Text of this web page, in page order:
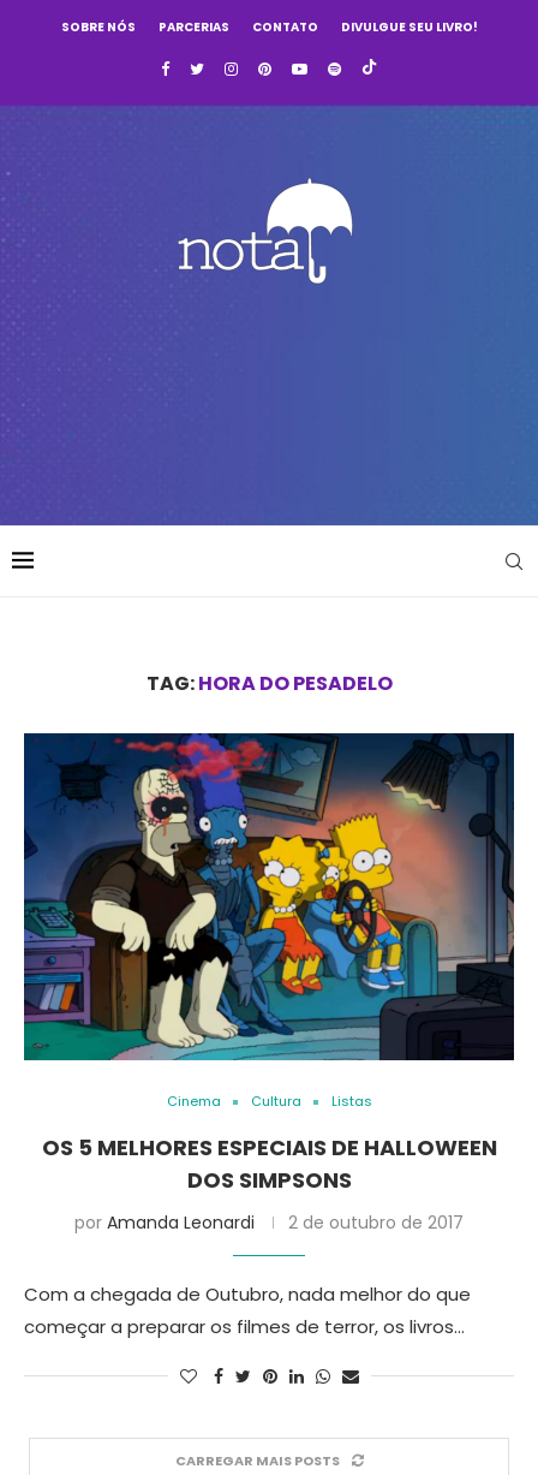
SOBRE NÓS PARCERIAS CONTATO DIVULGUE SEU LIVRO!
TAG:HORA DO PESADELO
Cinema Cultura Listas
OS 5 MELHORES ESPECIAIS DE HALLOWEEN
DOS SIMPSONS
por Amanda Leonardi 2 de outubro de 2017
Com a chegada de Outubro, nada melhor do que
começar a preparar os filmes de terror, os livros…
CARREGAR MAIS POSTS